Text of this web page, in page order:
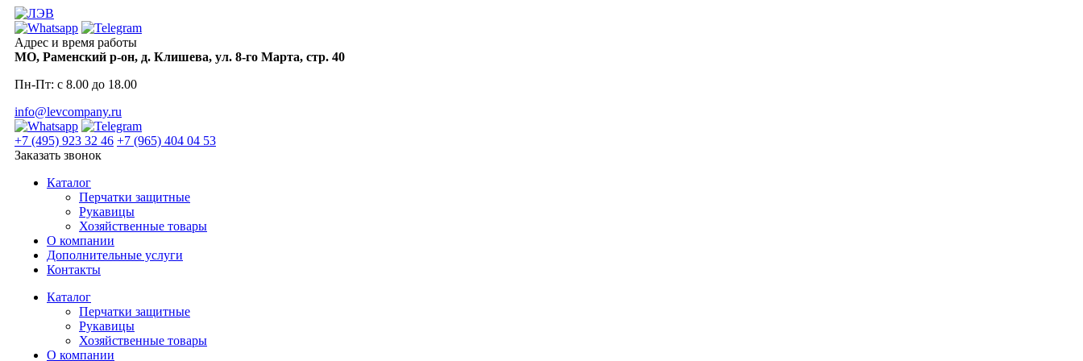
Skip
content
Адрес и время работы
МО, Раменский р-он, д. Клишева, ул. 8-го Марта, стр. 40
Пн-Пт: с 8.00 до 18.00
info@levcompany.ru
+7 (495) 923 32 46 +7 (965) 404 04 53
Заказать звонок
Каталог
Перчатки защитные
Рукавицы
Хозяйственные товары
О компании
Дополнительные услуги
Контакты
Каталог
Перчатки защитные
Рукавицы
Хозяйственные товары
О компании